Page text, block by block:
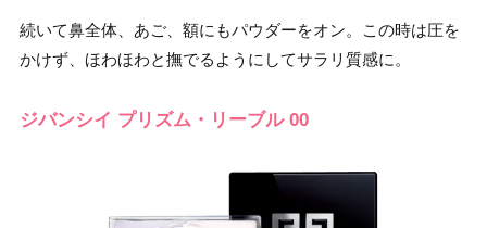
続いて鼻全体、あご、額にもパウダーをオン。この時は圧を
かけず、ほわほわと撫でるようにしてサラリ質感に。
ジバンシイ プリズム・リーブル 00